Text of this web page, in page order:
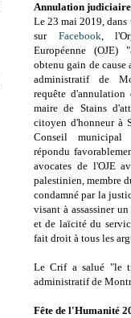
Annulation judiciaire
Le 23 mai 2019,
sur Facebook,
Européenne (OJE) "
obtenu gain de cause
administratif de
requête
maire de Stains
citoyen d'honneur à
Conseil
répondu
avocates de l'OJE
palestinien, membre
condamné par la
visant à assassiner
et de laïcité du
fait droit à tous les
Le Crif a salué "le
administratif de
Fête de l'Humanité